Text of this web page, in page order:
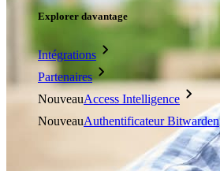
Explorer davantage
Intégrations
Partenaires
NouveauAccess Intelligence
NouveauAuthentificateur Bitwarden
Outils et Fonctionnalités